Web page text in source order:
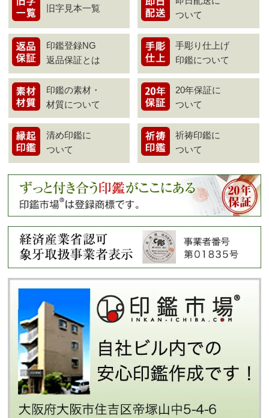
旧字見本一覧
ついて
印鑑登録NG
返品保証とは
手彫り仕上げ
印鑑について
印鑑の素材・
材質について
20年保証に
ついて
清め印鑑に
ついて
祈祷印鑑に
ついて